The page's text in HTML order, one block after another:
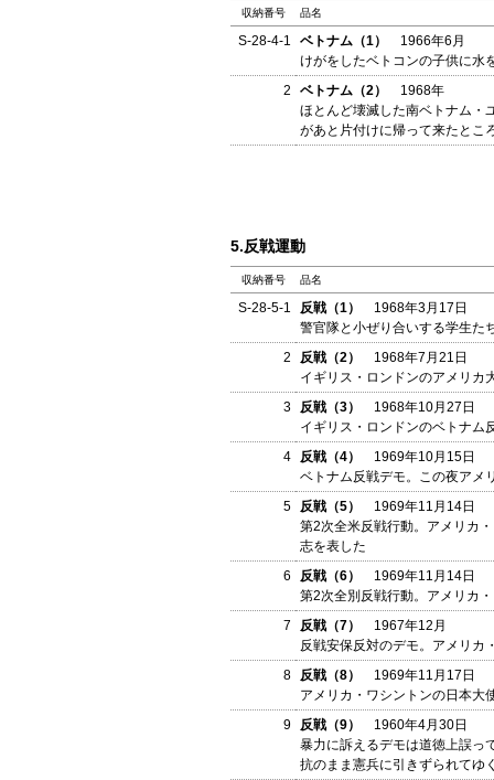
収納番号 品名
S-28-4-1 ベトナム（1）
1966年6月
けがをしたベトコンの子供に水
2
ベトナム（2）
1968年
ほとんど壊滅した南ベトナム・
があと片付けに帰って来たとこ
5.反戦運動
収納番号 品名
S-28-5-1 反戦（1）
1968年3月17日
警官隊と小ぜり合いする学生た
2
反戦（2）
1968年7月21日
イギリス・ロンドンのアメリカ
3
反戦（3）
1968年10月27日
イギリス・ロンドンのベトナム
4
反戦（4）
1969年10月15日
ベトナム反戦デモ。この夜アメ
5
反戦（5）
1969年11月14日
第2次全米反戦行動。アメリカ
志を表した
6
反戦（6）
1969年11月14日
第2次全別反戦行動。アメリカ
7
反戦（7）
1967年12月
反戦安保反対のデモ。アメリカ
8
反戦（8）
1969年11月17日
アメリカ・ワシントンの日本大
9
反戦（9）
1960年4月30日
暴力に訴えるデモは道徳上誤っ
抗のまま憲兵に引きずられてゆ